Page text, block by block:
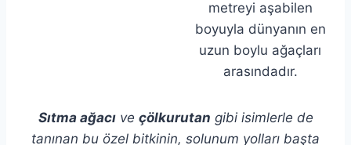
metreyi aşabilen
boyuyla dünyanın en
uzun boylu ağaçları
arasındadır.
Sıtma ağacıve çölkurutan gibi isimlerle de
tanınan bu özel bitkinin, solunum yolları başta